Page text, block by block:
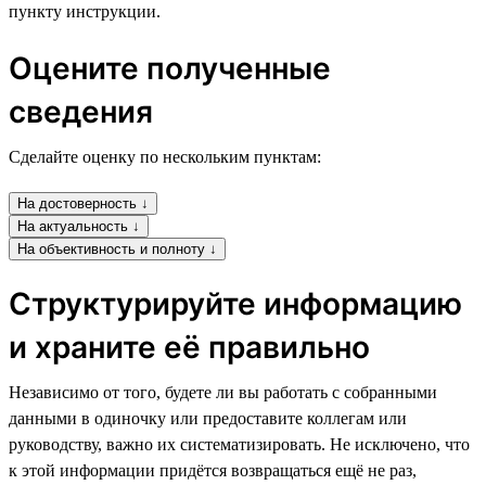
пункту инструкции.
Оцените полученные
сведения
Сделайте оценку по нескольким пунктам:
На достоверность ↓
На актуальность ↓
На объективность и полноту ↓
Структурируйте информацию
и храните её правильно
Независимо от того, будете ли вы работать с собранными
данными в одиночку или предоставите коллегам или
руководству, важно их систематизировать. Не исключено, что
к этой информации придётся возвращаться ещё не раз,